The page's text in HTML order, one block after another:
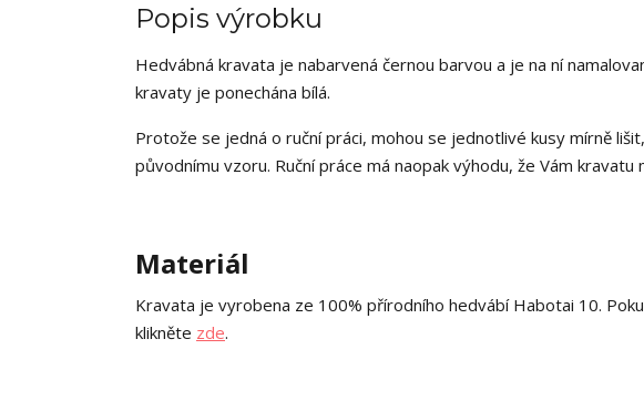
Popis výrobku
Hedvábná kravata je nabarvená černou barvou a je na ní
kravaty je ponechána bílá.
Protože se jedná o ruční práci, mohou se jednotlivé kusy mírně
původnímu vzoru. Ruční práce má naopak výhodu, že Vám kravatu
Materiál
Kravata je vyrobena ze 100% přírodního hedvábí Habotai 10.
klikněte zde.